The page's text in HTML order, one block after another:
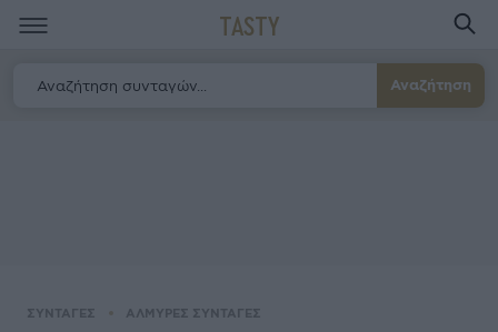
TASTY
Αναζήτηση
ΣΥΝΤΑΓΕΣ ΑΛΜΥΡΕΣ ΣΥΝΤΑΓΕΣ